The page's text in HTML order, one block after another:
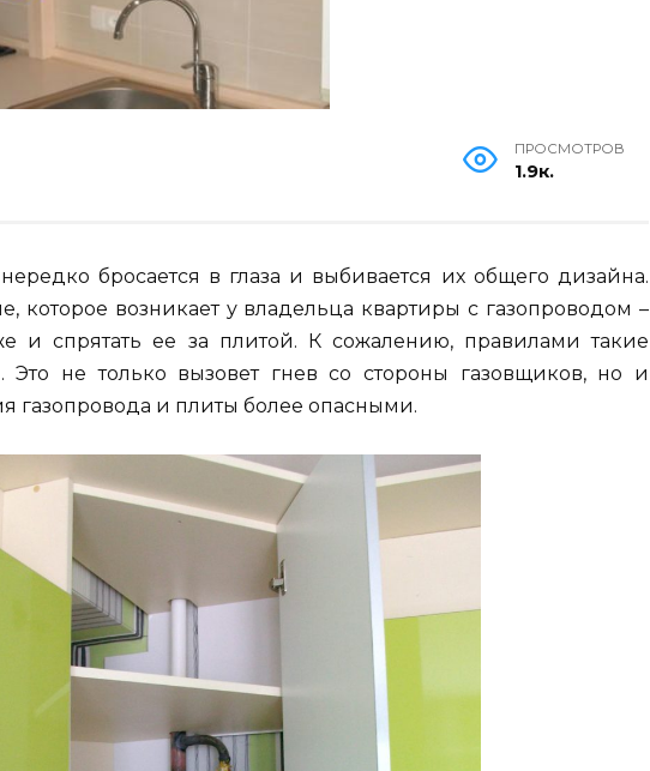
ПРОСМОТРОВ
1.9к.
бросается в глаза и выбивается их общего дизайна.
которое возникает у владельца квартиры с газопроводом –
и спрятать ее за плитой. К сожалению, правилами такие
Это не только вызовет гнев со стороны газовщиков, но и
газопровода и плиты более опасными.